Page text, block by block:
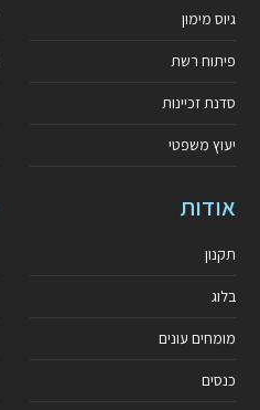
גיוס מימון
פיתוח רשת
סדנת זכיינות
יעוץ משפטי
אודות
תקנון
בלוג
מומחים עונים
כנסים